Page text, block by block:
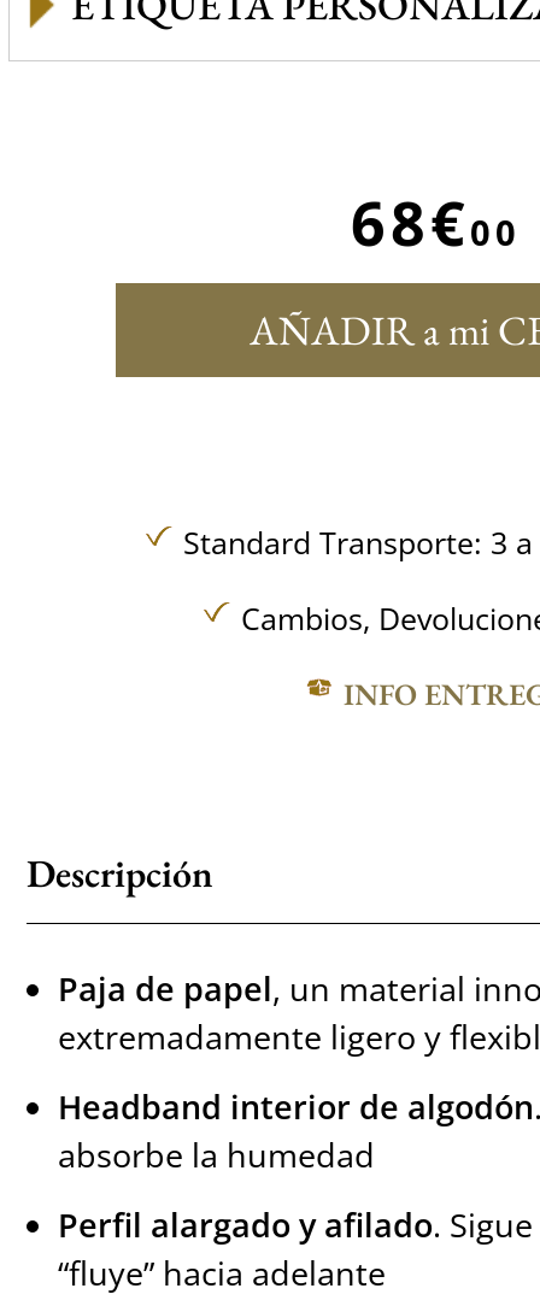
68€00
AÑADIR a mi
Standard Transporte: 3
Cambios,
INFO
Descripción
Paja de papel, un material
extremadamente ligero y
Headband interior de algodón
absorbe la humedad
Perfil alargado y afilado.
“fluye” hacia adelante